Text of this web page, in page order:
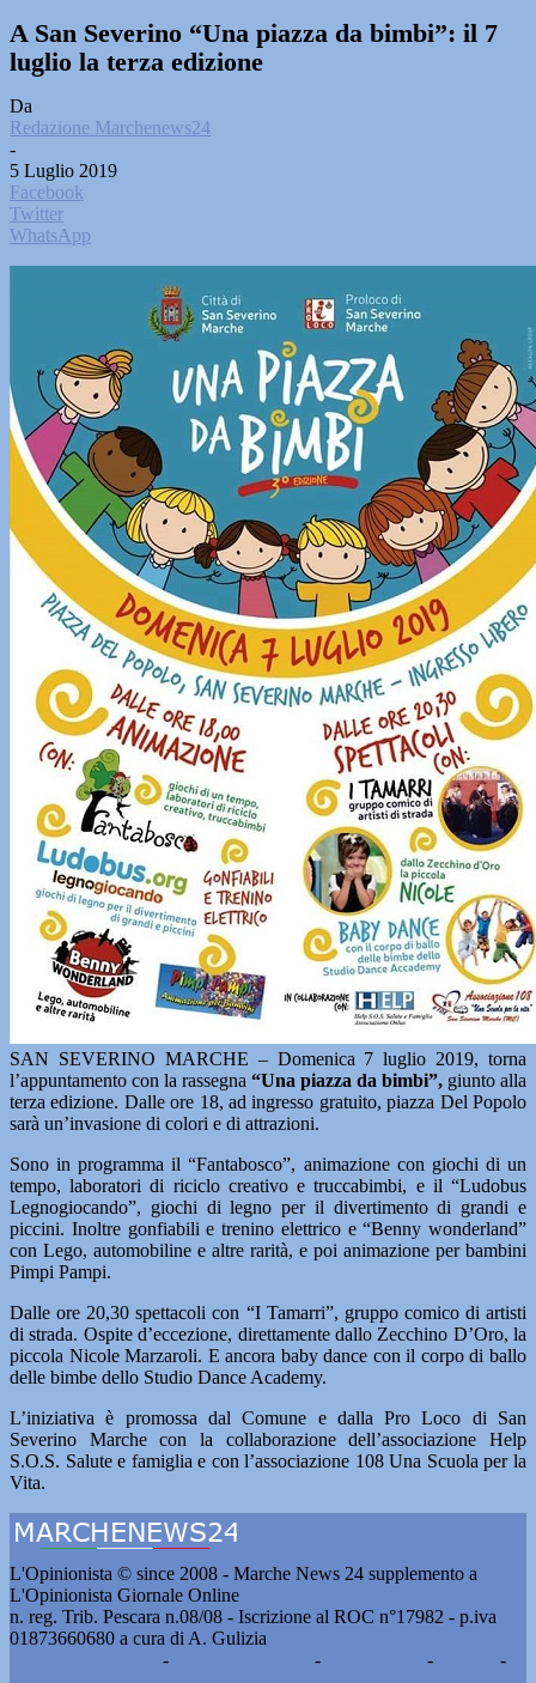
A San Severino “Una piazza da bimbi”: il 7
luglio la terza edizione
Da
Redazione Marchenews24
-
5 Luglio 2019
Facebook
Twitter
WhatsApp
SAN SEVERINO MARCHE – Domenica 7 luglio 2019, torna
l’appuntamento con la rassegna “Una piazza da bimbi”, giunto alla
terza edizione. Dalle ore 18, ad ingresso gratuito, piazza Del Popolo
sarà un’invasione di colori e di attrazioni.
Sono in programma il “Fantabosco”, animazione con giochi di un
tempo, laboratori di riciclo creativo e truccabimbi, e il “Ludobus
Legnogiocando”, giochi di legno per il divertimento di grandi e
piccini. Inoltre gonfiabili e trenino elettrico e “Benny wonderland”
con Lego, automobiline e altre rarità, e poi animazione per bambini
Pimpi Pampi.
Dalle ore 20,30 spettacoli con “I Tamarri”, gruppo comico di artisti
di strada. Ospite d’eccezione, direttamente dallo Zecchino D’Oro, la
piccola Nicole Marzaroli. E ancora baby dance con il corpo di ballo
delle bimbe dello Studio Dance Academy.
L’iniziativa è promossa dal Comune e dalla Pro Loco di San
Severino Marche con la collaborazione dell’associazione Help
S.O.S. Salute e famiglia e con l’associazione 108 Una Scuola per la
Vita.
L'Opinionista © since 2008 - Marche News 24 supplemento a
L'Opinionista Giornale Online
n. reg. Trib. Pescara n.08/08 - Iscrizione al ROC n°17982 - p.iva
01873660680 a cura di A. Gulizia
- - -
-